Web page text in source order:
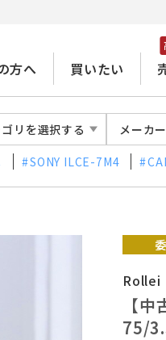
方へ 買いたい
リを選択する メーカ
SONY ILCE-7M4
Rollei
【
75/